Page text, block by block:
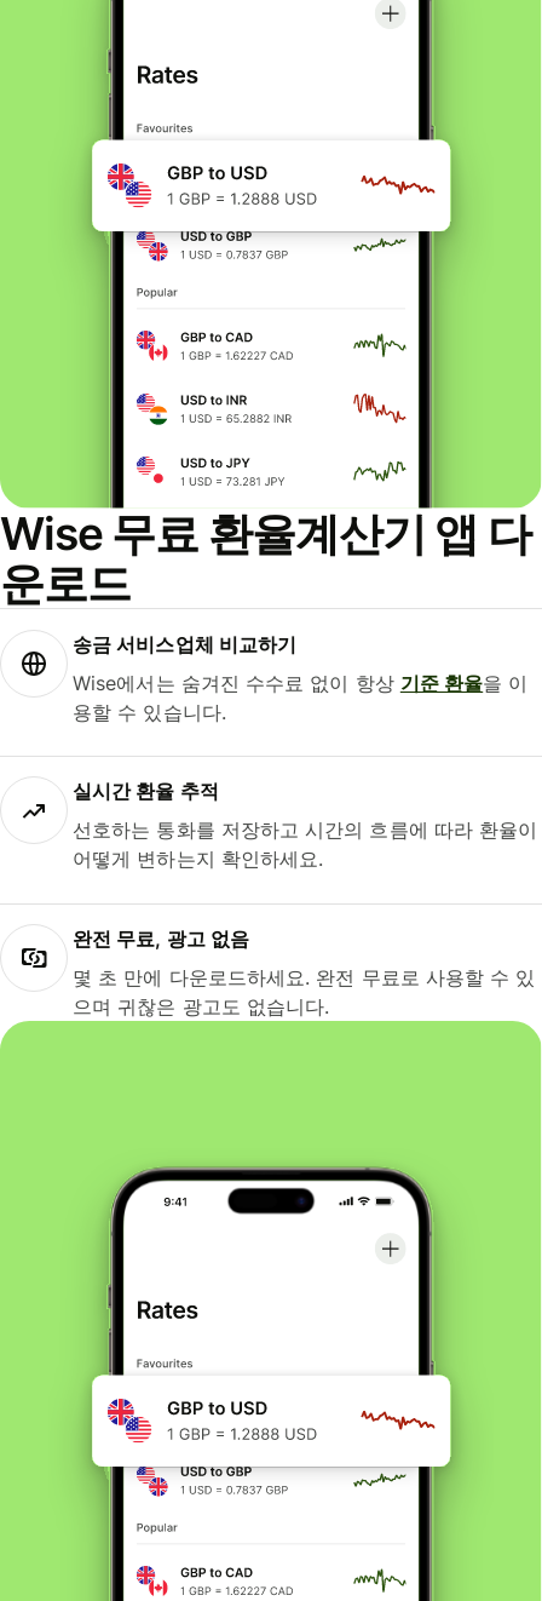
Wise 무료 환율계산기 앱 다
운로드
송금 서비스업체 비교하기
Wise에서는 숨겨진 수수료 없이 항상 기준 환율을 이
용할 수 있습니다.
실시간 환율 추적
선호하는 통화를 저장하고 시간의 흐름에 따라 환율이
어떻게 변하는지 확인하세요.
완전 무료, 광고 없음
몇 초 만에 다운로드하세요. 완전 무료로 사용할 수 있
으며 귀찮은 광고도 없습니다.